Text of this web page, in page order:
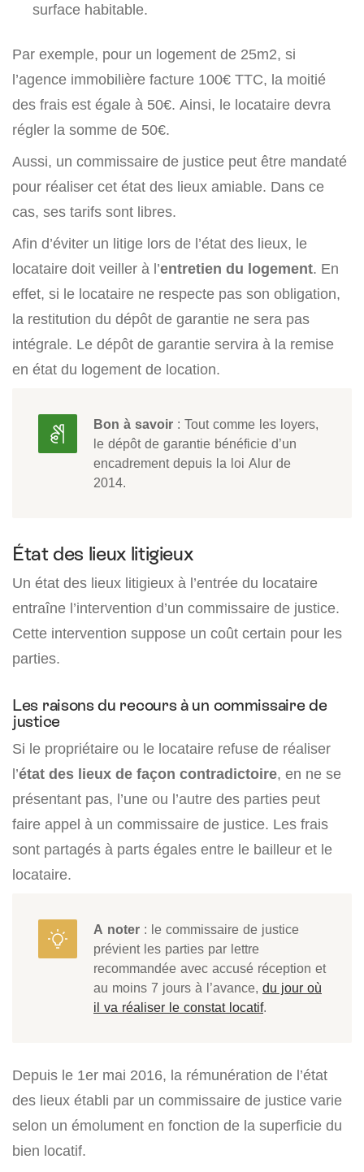
surface habitable.
Par exemple, pour un logement de 25m2, si
l’agence immobilière facture 100€ TTC, la moitié
des frais est égale à 50€. Ainsi, le locataire devra
régler la somme de 50€.
Aussi, un commissaire de justice peut être mandaté
pour réaliser cet état des lieux amiable. Dans ce
cas, ses tarifs sont libres.
Afin d’éviter un litige lors de l’état des lieux, le
locataire doit veiller à l’entretien du logement. En
effet, si le locataire ne respecte pas son obligation,
la restitution du dépôt de garantie ne sera pas
intégrale. Le dépôt de garantie servira à la remise
en état du logement de location.
Bon à savoir : Tout comme les loyers,
le dépôt de garantie bénéficie d’un
encadrement depuis la loi Alur de
2014.
État des lieux litigieux
Un état des lieux litigieux à l’entrée du locataire
entraîne l’intervention d’un commissaire de justice.
Cette intervention suppose un coût certain pour les
parties.
Les raisons du recours à un commissaire de
justice
Si le propriétaire ou le locataire refuse de réaliser
l’état des lieux de façon contradictoire, en ne se
présentant pas, l’une ou l’autre des parties peut
faire appel à un commissaire de justice. Les frais
sont partagés à parts égales entre le bailleur et le
locataire.
A noter : le commissaire de justice
prévient les parties par lettre
recommandée avec accusé réception et
au moins 7 jours à l’avance, du jour où
il va réaliser le constat locatif.
Depuis le 1er mai 2016, la rémunération de l’état
des lieux établi par un commissaire de justice varie
selon un émolument en fonction de la superficie du
bien locatif.